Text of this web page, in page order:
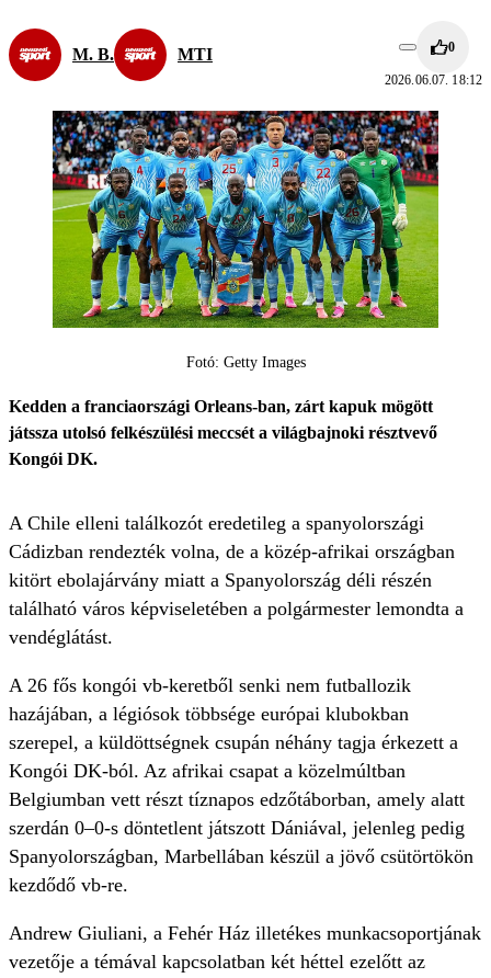
M. B. MTI 0
2026.06.07. 18:12
Fotó: Getty Images
Kedden a franciaországi Orleans-ban, zárt kapuk mögött
játssza utolsó felkészülési meccsét a világbajnoki résztvevő
Kongói DK.
A Chile elleni találkozót eredetileg a spanyolországi
Cádizban rendezték volna, de a közép-afrikai országban
kitört ebolajárvány miatt a Spanyolország déli részén
található város képviseletében a polgármester lemondta a
vendéglátást.
A 26 fős kongói vb-keretből senki nem futballozik
hazájában, a légiósok többsége európai klubokban
szerepel, a küldöttségnek csupán néhány tagja érkezett a
Kongói DK-ból. Az afrikai csapat a közelmúltban
Belgiumban vett részt tíznapos edzőtáborban, amely alatt
szerdán 0–0-s döntetlent játszott Dániával, jelenleg pedig
Spanyolországban, Marbellában készül a jövő csütörtökön
kezdődő vb-re.
Andrew Giuliani, a Fehér Ház illetékes munkacsoportjának
vezetője a témával kapcsolatban két héttel ezelőtt az